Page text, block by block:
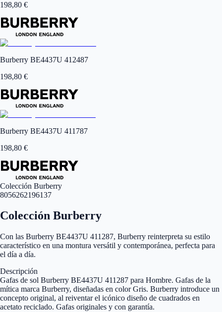
198,80 €
Burberry BE4437U 412487
198,80 €
Burberry BE4437U 411787
198,80 €
Colección Burberry
8056262196137
Colección Burberry
Con las Burberry BE4437U 411287, Burberry reinterpreta su estilo
característico en una montura versátil y contemporánea, perfecta para
el día a día.
Descripción
Gafas de sol Burberry BE4437U 411287 para Hombre. Gafas de la
mítica marca Burberry, diseñadas en color Gris. Burberry introduce un
concepto original, al reiventar el icónico diseño de cuadrados en
acetato reciclado. Gafas originales y con garantía.